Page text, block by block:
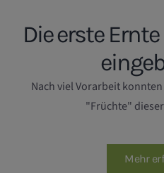
Die erste
Nach viel Vorarbeit
"Früchte"
Mehr